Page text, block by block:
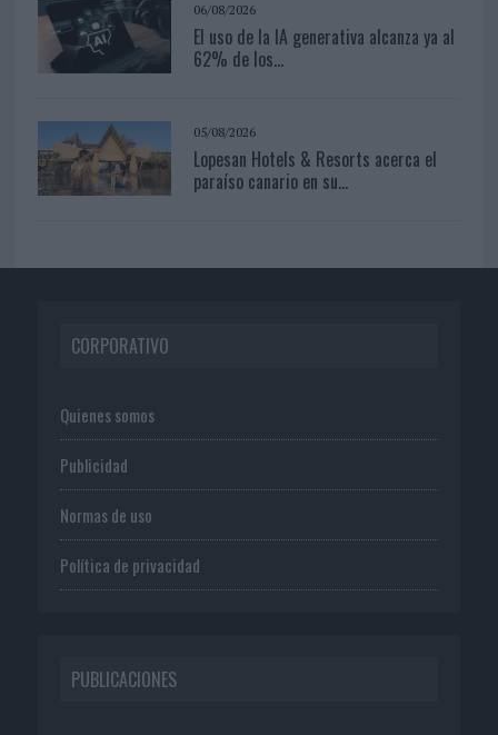
06/08/2026
El uso de la IA generativa alcanza ya al
62% de los...
05/08/2026
Lopesan Hotels & Resorts acerca el
paraíso canario en su...
CORPORATIVO
Quienes somos
Publicidad
Normas de uso
Política de privacidad
PUBLICACIONES